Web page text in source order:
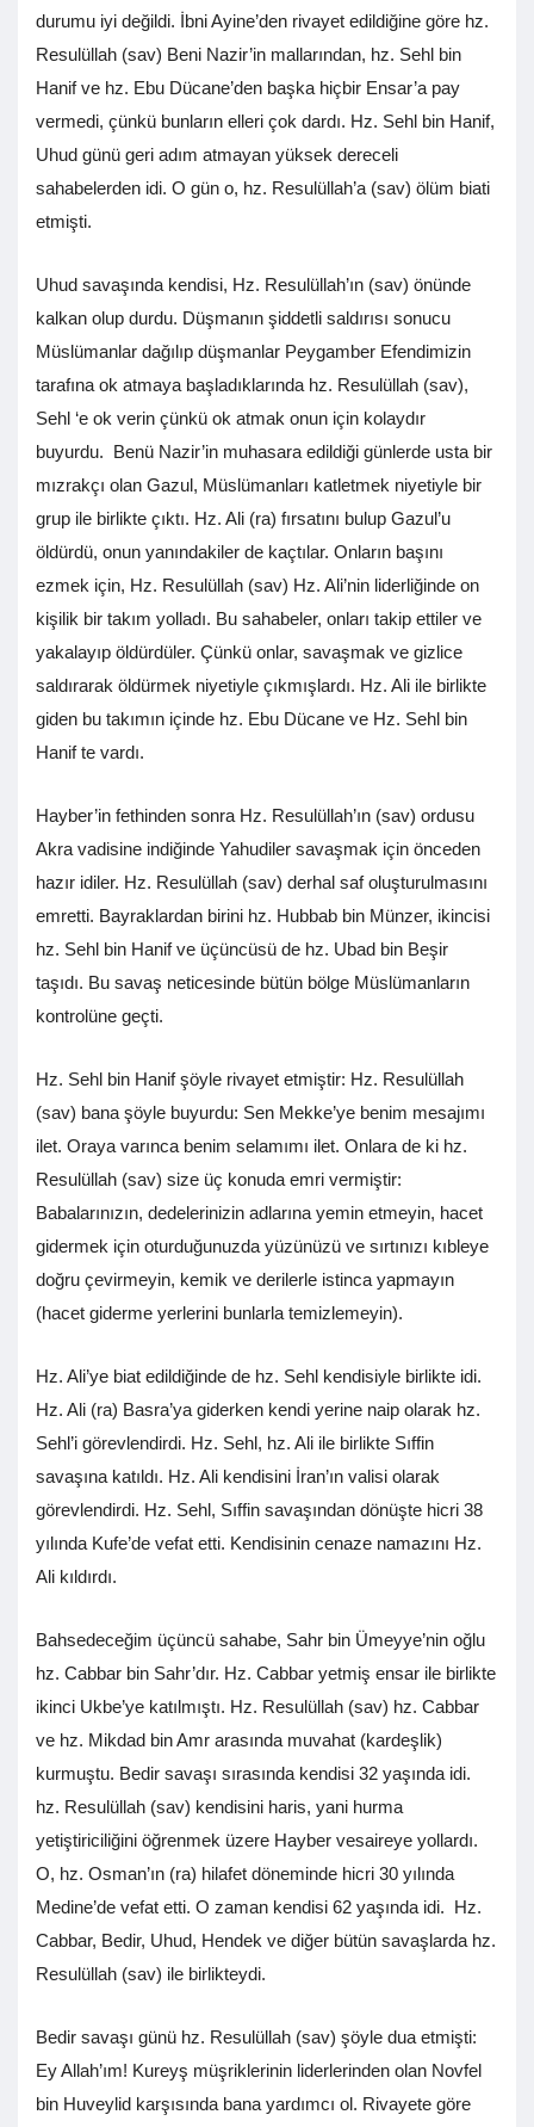
durumu iyi değildi. İbni Ayine’den rivayet edildiğine göre hz.
Resulüllah (sav) Beni Nazir’in mallarından, hz. Sehl bin
Hanif ve hz. Ebu Dücane’den başka hiçbir Ensar’a pay
vermedi, çünkü bunların elleri çok dardı. Hz. Sehl bin Hanif,
Uhud günü geri adım atmayan yüksek dereceli
sahabelerden idi. O gün o, hz. Resulüllah’a (sav) ölüm biati
etmişti.
Uhud savaşında kendisi, Hz. Resulüllah’ın (sav) önünde
kalkan olup durdu. Düşmanın şiddetli saldırısı sonucu
Müslümanlar dağılıp düşmanlar Peygamber Efendimizin
tarafına ok atmaya başladıklarında hz. Resulüllah (sav),
Sehl ‘e ok verin çünkü ok atmak onun için kolaydır
buyurdu. Benü Nazir’in muhasara edildiği günlerde usta bir
mızrakçı olan Gazul, Müslümanları katletmek niyetiyle bir
grup ile birlikte çıktı. Hz. Ali (ra) fırsatını bulup Gazul’u
öldürdü, onun yanındakiler de kaçtılar. Onların başını
ezmek için, Hz. Resulüllah (sav) Hz. Ali’nin liderliğinde on
kişilik bir takım yolladı. Bu sahabeler, onları takip ettiler ve
yakalayıp öldürdüler. Çünkü onlar, savaşmak ve gizlice
saldırarak öldürmek niyetiyle çıkmışlardı. Hz. Ali ile birlikte
giden bu takımın içinde hz. Ebu Dücane ve Hz. Sehl bin
Hanif te vardı.
Hayber’in fethinden sonra Hz. Resulüllah’ın (sav) ordusu
Akra vadisine indiğinde Yahudiler savaşmak için önceden
hazır idiler. Hz. Resulüllah (sav) derhal saf oluşturulmasını
emretti. Bayraklardan birini hz. Hubbab bin Münzer, ikincisi
hz. Sehl bin Hanif ve üçüncüsü de hz. Ubad bin Beşir
taşıdı. Bu savaş neticesinde bütün bölge Müslümanların
kontrolüne geçti.
Hz. Sehl bin Hanif şöyle rivayet etmiştir: Hz. Resulüllah
(sav) bana şöyle buyurdu: Sen Mekke’ye benim mesajımı
ilet. Oraya varınca benim selamımı ilet. Onlara de ki hz.
Resulüllah (sav) size üç konuda emri vermiştir:
Babalarınızın, dedelerinizin adlarına yemin etmeyin, hacet
gidermek için oturduğunuzda yüzünüzü ve sırtınızı kıbleye
doğru çevirmeyin, kemik ve derilerle istinca yapmayın
(hacet giderme yerlerini bunlarla temizlemeyin).
Hz. Ali’ye biat edildiğinde de hz. Sehl kendisiyle birlikte idi.
Hz. Ali (ra) Basra’ya giderken kendi yerine naip olarak hz.
Sehl’i görevlendirdi. Hz. Sehl, hz. Ali ile birlikte Sıffin
savaşına katıldı. Hz. Ali kendisini İran’ın valisi olarak
görevlendirdi. Hz. Sehl, Sıffin savaşından dönüşte hicri 38
yılında Kufe’de vefat etti. Kendisinin cenaze namazını Hz.
Ali kıldırdı.
Bahsedeceğim üçüncü sahabe, Sahr bin Ümeyye’nin oğlu
hz. Cabbar bin Sahr’dır. Hz. Cabbar yetmiş ensar ile birlikte
ikinci Ukbe’ye katılmıştı. Hz. Resulüllah (sav) hz. Cabbar
ve hz. Mikdad bin Amr arasında muvahat (kardeşlik)
kurmuştu. Bedir savaşı sırasında kendisi 32 yaşında idi.
hz. Resulüllah (sav) kendisini haris, yani hurma
yetiştiriciliğini öğrenmek üzere Hayber vesaireye yollardı.
O, hz. Osman’ın (ra) hilafet döneminde hicri 30 yılında
Medine’de vefat etti. O zaman kendisi 62 yaşında idi. Hz.
Cabbar, Bedir, Uhud, Hendek ve diğer bütün savaşlarda hz.
Resulüllah (sav) ile birlikteydi.
Bedir savaşı günü hz. Resulüllah (sav) şöyle dua etmişti:
Ey Allah’ım! Kureyş müşriklerinin liderlerinden olan Novfel
bin Huveylid karşısında bana yardımcı ol. Rivayete göre